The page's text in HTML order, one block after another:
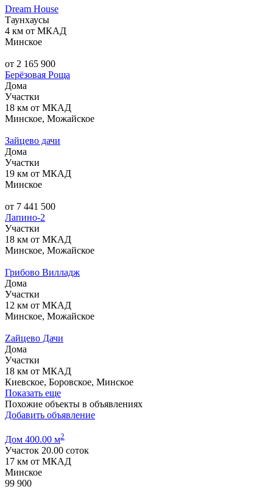
Dream House
Таунхаусы
4 км от МКАД
Минское
от 2 165 900
Берёзовая Роща
Дома
Участки
18 км от МКАД
Минское, Можайское
Зайцево дачи
Дома
Участки
19 км от МКАД
Минское
от 7 441 500
Лапино-2
Участки
18 км от МКАД
Минское, Можайское
Грибово Вилладж
Дома
Участки
12 км от МКАД
Минское, Можайское
Zайцево Дачи
Дома
Участки
18 км от МКАД
Киевское, Боровское, Минское
Показать еще
Похожие объекты в объявлениях
Добавить объявление
Дом 400.00 м2
Участок 20.00 соток
17 км от МКАД
Минское
99 900